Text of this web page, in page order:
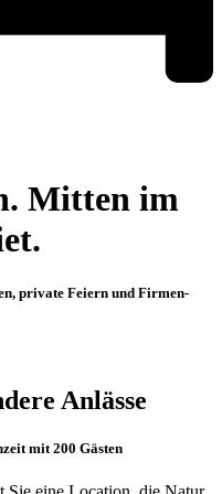
Mitten im
private Feiern und Firmen­
Anlässe
mit 200 Gästen